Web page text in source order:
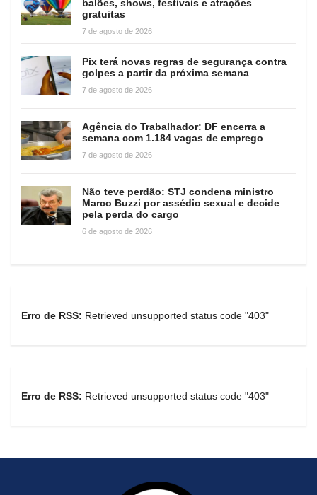
balões, shows, festivais e atrações
gratuitas
7 de agosto de 2026
Pix terá novas regras de segurança contra
golpes a partir da próxima semana
7 de agosto de 2026
Agência do Trabalhador: DF encerra a
semana com 1.184 vagas de emprego
7 de agosto de 2026
Não teve perdão: STJ condena ministro
Marco Buzzi por assédio sexual e decide
pela perda do cargo
6 de agosto de 2026
Erro de RSS: Retrieved unsupported status code "403"
Erro de RSS: Retrieved unsupported status code "403"